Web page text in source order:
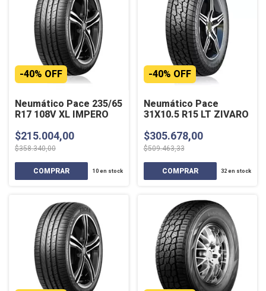
Neumático Pace 235/65
R17 108V XL IMPERO
-40% OFF
$215.004,00
$358.340,00
10en stock
Neumático Pace
31X10.5 R15 LT ZIVARO
-40% OFF
$305.678,00
$509.463,33
32 en stock